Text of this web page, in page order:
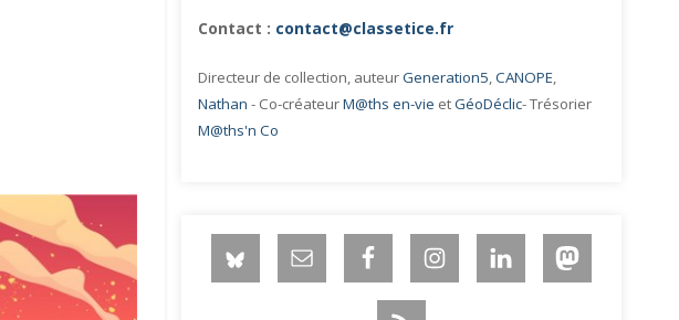
Contact : contact@classetice.fr
Directeur de collection, auteurGeneration5,CANOPE,
Nathan - Co-créateurM@ths en-vie etGéoDéclic- Trésorier
M@ths'n Co